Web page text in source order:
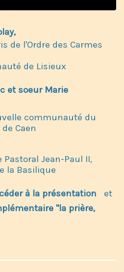
de l'Ordre des Carmes
de Lisieux
et soeur Marie
communauté du
Caen
Pastoral Jean-Paul II,
la Basilique
à la présentation et
"la prière,